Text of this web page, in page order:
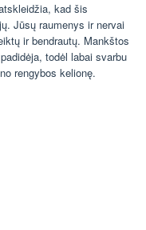
kad šis
Jūsų raumenys ir nervai
ir bendrautų. Mankštos
todėl labai svarbu
rengybos kelionę.